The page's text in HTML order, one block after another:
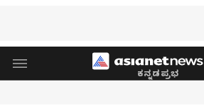
ಕನ್ನಡಪ್ರಭ